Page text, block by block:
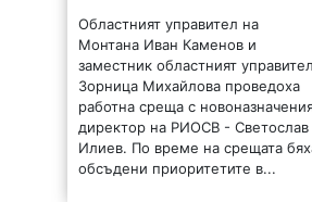
Зорница Михайлова проведоха
работна среща с новоназначения
директор на РИОСВ - Светослав
Илиев. По време на срещата бяха
обсъдени приоритетите в...